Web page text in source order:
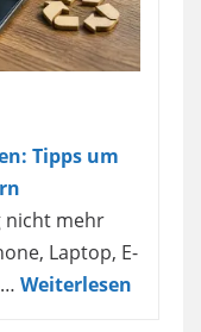
Tipps um
nicht mehr
Laptop, E-
Weiterlesen